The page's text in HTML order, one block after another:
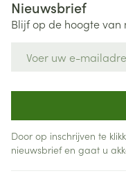
Nieuwsbrief
Blijf op de hoogte
Door op inschrijven te
nieuwsbrief en gaat u